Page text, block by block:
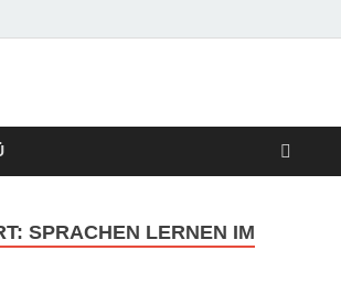
Die besten
Reise-Webseiten
für Ihre perfekte
Reiseplanung
SPRACHEN LERNEN IM